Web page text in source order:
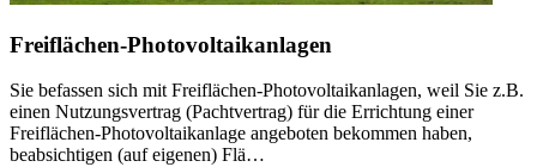
Freiflächen-Photovoltaikanlagen
Sie befassen sich mit Freiflächen-Photovoltaikanlagen, weil Sie z.B.
einen Nutzungsvertrag (Pachtvertrag) für die Errichtung einer
Freiflächen-Photovoltaikanlage angeboten bekommen haben,
beabsichtigen (auf eigenen) Flä…